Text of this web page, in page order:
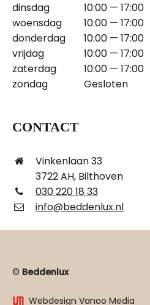
dinsdag
10:00 — 17:00
woensdag
10:00 — 17:00
donderdag
10:00 — 17:00
vrijdag
10:00 — 17:00
zaterdag
10:00 — 17:00
zondag
Gesloten
CONTACT
Vinkenlaan 33
3722 AH, Bilthoven
030 220 18 33
info@beddenlux.nl
© Beddenlux
Webdesign Vanoo Media